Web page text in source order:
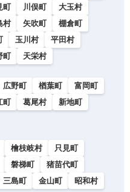
町 川俣町
大玉村
村 矢吹町
棚倉町
玉川村
平田村
町 天栄村
広野町 楢葉町
富岡町
町 葛尾村
新地町
檜枝岐村
只見町
磐梯町
猪苗代町
三島町 金山町
昭和村